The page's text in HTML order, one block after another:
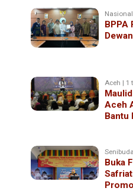
BPPA
Aceh | 1
Aceh
Bantu
Buka